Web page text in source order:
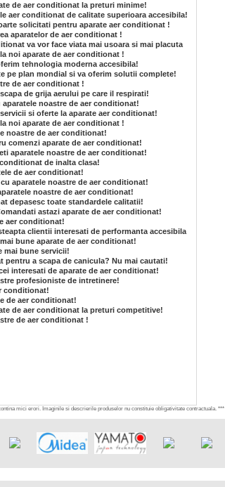
de aer conditionat la preturi minime!
aer conditionat de calitate superioara accesibila!
solicitati pentru aparate aer conditionat !
aparatelor de aer conditionat !
va vor face viata mai usoara si mai placuta
noi aparate de aer conditionat !
tehnologia moderna accesibila!
pe plan mondial si va oferim solutii complete!
de aer conditionat !
de grija aerului pe care il respirati!
noastre de aer conditionat!
si oferte la aparate aer conditionat!
noi aparate de aer conditionat !
noastre de aer conditionat!
comenzi aparate de aer conditionat!
aparatele noastre de aer conditionat!
de inalta clasa!
de aer conditionat!
aparatele noastre de aer conditionat!
noastre de aer conditionat!
depasesc toate standardele calitatii!
astazi aparate de aer conditionat!
aer conditionat!
clientii interesati de performanta accesibila
bune aparate de aer conditionat!
mai bune servicii!
pentru a scapa de canicula? Nu mai cautati!
interesati de aparate de aer conditionat!
profesioniste de intretinere!
conditionat!
de aer conditionat!
de aer conditionat la preturi competitive!
de aer conditionat !
mici erori. Imaginile si descrierile produselor nu constituie obligativitate contractuala. ***